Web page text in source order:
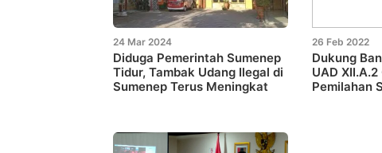
24 Mar 2024
Diduga Pemerintah Sumenep
Tidur, Tambak Udang Ilegal di
Sumenep Terus Meningkat
26 Feb 2022
Dukung
UAD
Pemilahan